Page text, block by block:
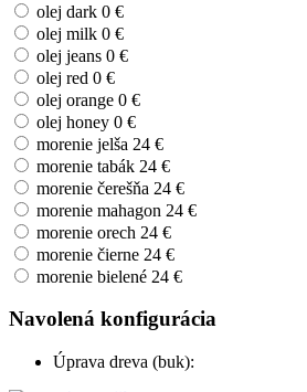
olej dark 0 €
olej milk 0 €
olej jeans 0 €
olej red 0 €
olej orange 0 €
olej honey 0 €
morenie jelša 24 €
morenie tabák 24 €
morenie čerešňa 24 €
morenie mahagon 24 €
morenie orech 24 €
morenie čierne 24 €
morenie bielené 24 €
Navolená konfigurácia
Úprava dreva (buk):